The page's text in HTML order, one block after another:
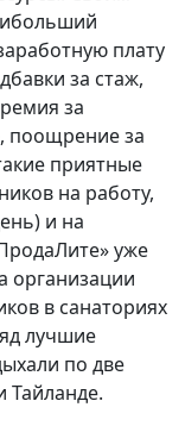
плату
за стаж,
за
поощрение за
приятные
на работу,
и на
уже
организации
в санаториях
лучшие
по две
Тайланде.